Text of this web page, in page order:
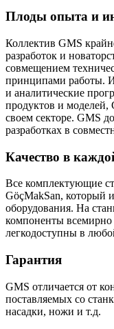
Плоды опыта и
Коллектив GMS
разработок и
совмещением
принципами работы.
и аналитические
продуктов и моделей,
своем секторе. GMS
разработках в
Качество в
Все комплектующие
GöçMakSan, который
оборудования. На
компоненты всемирно
легкодоступны в
Гарантия
GMS отличается от
поставляемых со
насадки, ножи и т.д.